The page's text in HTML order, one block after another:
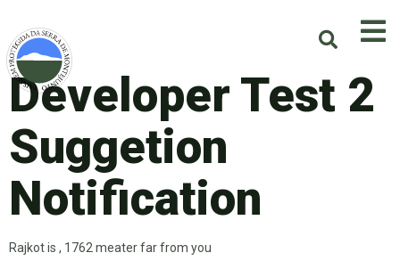
Developer Test 2
Suggetion
Notification
Rajkot is , 1762 meater far from you